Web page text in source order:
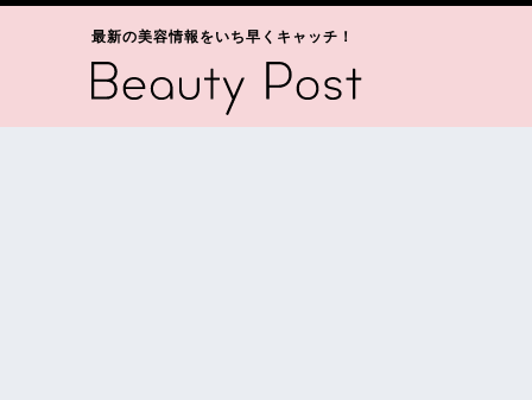
最新の美容情報をいち早くキャッチ！